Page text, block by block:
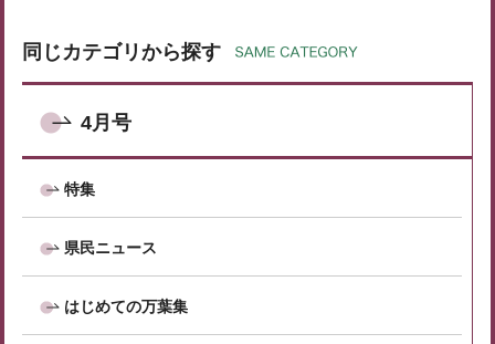
同じカテゴリから探す
4月号
特集
県民ニュース
はじめての万葉集